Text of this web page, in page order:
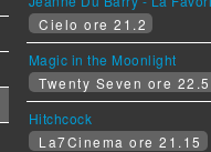
Cielo ore 21.2
Magic in the Moonlight
Twenty Seven ore
Hitchcock
La7Cinema ore 21.15